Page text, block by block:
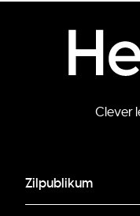
Clever
Zilpublikum